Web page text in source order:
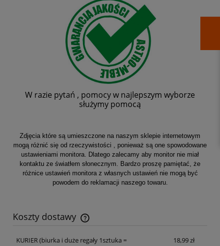
W razie pytań , pomocy w najlepszym wyborze
służymy pomocą
Zdjęcia które są umieszczone na naszym sklepie internetowym
mogą różnić się od rzeczywistości , ponieważ są one spowodowane
ustawieniami monitora. Dlatego zalecamy aby monitor nie miał
kontaktu ze światłem słonecznym. Bardzo proszę pamiętać, że
różnice ustawień monitora z własnych ustawień nie mogą być
powodem do reklamacji naszego towaru.
Koszty dostawy
Cena nie zawiera ewentualnych kosztów płatności
KURIER(biurka i duże regały 1sztuka =
18,99 zł